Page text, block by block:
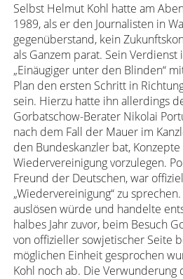
Selbst Helmut Kohl hatte am
1989, als er den Journalisten in
gegenüberstand, kein
als Ganzem parat. Sein Verdienst
„Einäugiger unter den Blinden“
Plan den ersten Schritt in
sein. Hierzu hatte ihn allerdings
Gorbatschow-Berater Nikolai
nach dem Fall der Mauer im
den Bundeskanzler bat,
Wiedervereinigung vorzulegen.
Freund der Deutschen, war
„Wiedervereinigung“ zu
auslösen würde und handelte
halbes Jahr zuvor, beim Besuch
von offizieller sowjetischer Seite
möglichen Einheit gesprochen
Kohl noch ab. Die